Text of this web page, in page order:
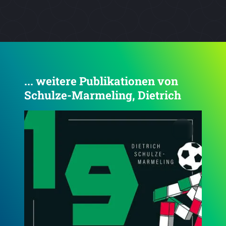
... weitere Publikationen von
Schulze-Marmeling, Dietrich